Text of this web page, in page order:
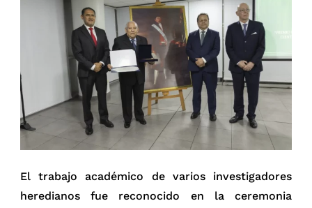
El trabajo académico de varios investigadores
heredianos fue reconocido en la ceremonia